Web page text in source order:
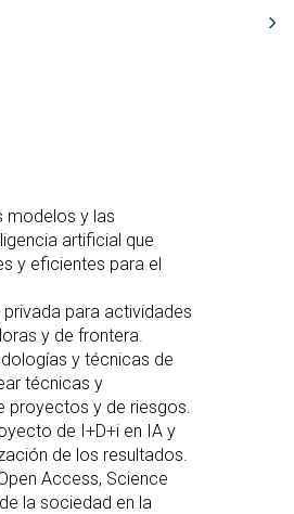
modelos y las
artificial que
y eficientes para el
para actividades
y de frontera.
y técnicas de
técnicas y
proyectos y de riesgos.
de I+D+i en IA y
de los resultados.
Access, Science
la sociedad en la